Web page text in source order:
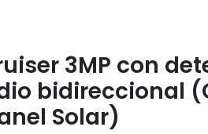
3MP con
bidireccional
Solar)